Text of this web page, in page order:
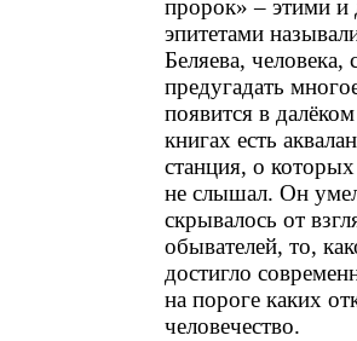
пророк» – этими и
эпитетами
Беляева, человека,
предугадать
появится в
книгах есть
станция, о
не слышал. Он
скрывалось от
обывателей, то,
достигло
на пороге каких
человечество.